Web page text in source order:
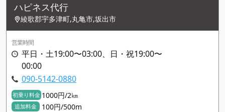
ハピネス代行
綾歌郡宇多津町,丸亀市,坂出市
営業時間
平日・土19:00〜03:00、日・祝19:00〜
00:00
090-5142-0880
初乗り料金 1000円/2㎞
追加料金 100円/500m